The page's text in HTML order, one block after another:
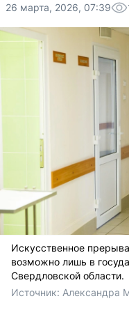
26 марта, 2026, 07:39
Искусственное
возможно лишь в
Свердловской области.
Источник: Александра